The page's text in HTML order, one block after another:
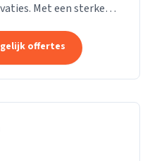
Met een sterke
onze diensten aan
offertes